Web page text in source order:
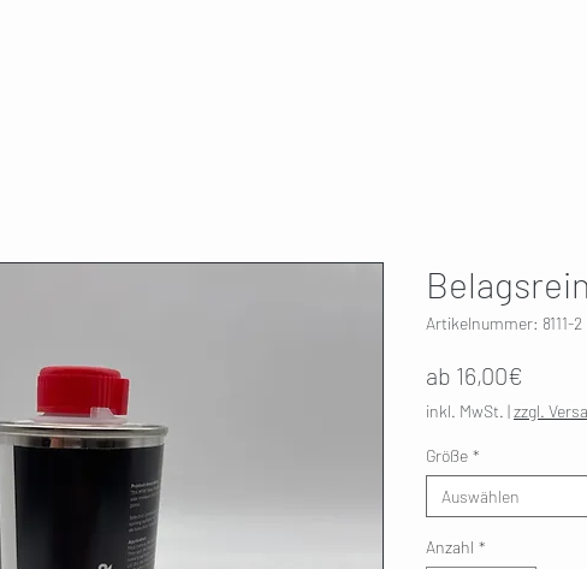
Artikelnummer: 8111-2
ab 16,00€
Preis
inkl. MwSt. |zzgl.
Größe *
Auswählen
Anzahl *